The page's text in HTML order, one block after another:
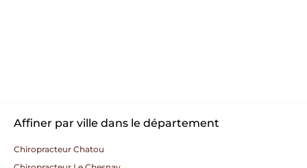
Affiner par ville dans le département
Chiropracteur Chatou